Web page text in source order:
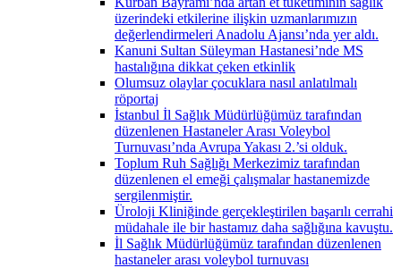
üzerindeki etkilerine ilişkin uzmanlarımızın
değerlendirmeleri Anadolu Ajansı’nda yer aldı.
Kanuni Sultan Süleyman Hastanesi’nde MS
hastalığına dikkat çeken etkinlik
Olumsuz olaylar çocuklara nasıl anlatılmalı
röportaj
İstanbul İl Sağlık Müdürlüğümüz tarafından
düzenlenen Hastaneler Arası Voleybol
Turnuvası’nda Avrupa Yakası 2.’si olduk.
Toplum Ruh Sağlığı Merkezimiz tarafından
düzenlenen el emeği çalışmalar hastanemizde
sergilenmiştir.
Üroloji Kliniğinde gerçekleştirilen başarılı cerrahi
müdahale ile bir hastamız daha sağlığına kavuştu.
İl Sağlık Müdürlüğümüz tarafından düzenlenen
hastaneler arası voleybol turnuvası